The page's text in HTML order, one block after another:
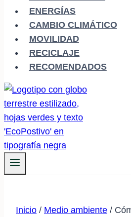
ENERGÍAS
CAMBIO CLIMÁTICO
MOVILIDAD
RECICLAJE
RECOMENDADOS
Inicio / Medio ambiente /